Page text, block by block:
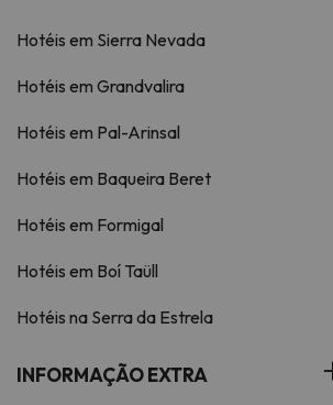
Hotéis em Sierra Nevada
Hotéis em Grandvalira
Hotéis em Pal-Arinsal
Hotéis em Baqueira Beret
Hotéis em Formigal
Hotéis em Boí Taüll
Hotéis na Serra da Estrela
INFORMAÇÃO EXTRA